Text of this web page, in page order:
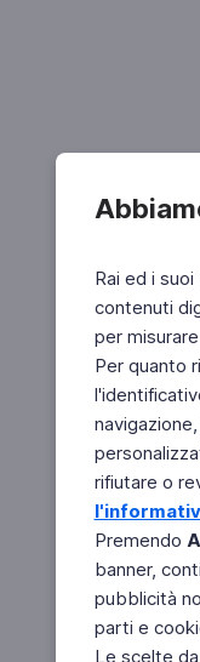
Rai ed i
contenuti
per
Per quanto
rifiutare o
Premendo
banner,
pubblicità
parti e
Le scelte